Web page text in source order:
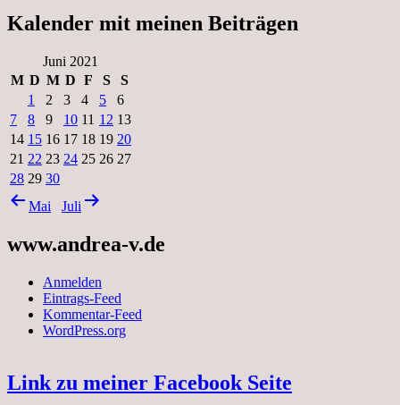
Kalender mit meinen Beiträgen
Juni 2021
M D M D F S
S
1
2 3 4 5
6
7
8 9 10 11 12 13
14 15 16 17 18 19 20
21 22 23 24 25 26 27
28 29 30
Mai
Juli
www.andrea-v.de
Anmelden
Eintrags-Feed
Kommentar-Feed
WordPress.org
Link zu meiner Facebook Seite